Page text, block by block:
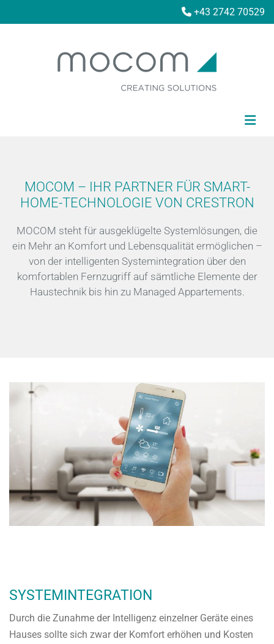
 +43 2742 70529
MOCOM – IHR PARTNER FÜR SMART-
HOME-TECHNOLOGIE VON CRESTRON
MOCOM steht für ausgeklügelte Systemlösungen, die
ein Mehr an Komfort und Lebensqualität ermöglichen –
von der intelligenten Systemintegration über den
komfortablen Fernzugriff auf sämtliche Elemente der
Haustechnik bis hin zu Managed Appartements.
SYSTEMINTEGRATION
Durch die Zunahme der Intelligenz einzelner Geräte eines
Hauses sollte sich zwar der Komfort erhöhen und Kosten